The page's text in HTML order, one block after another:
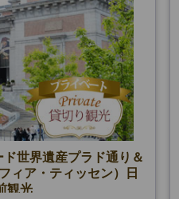
ド世界遺産プラド通り＆
ィア・ティッセン）日
観光